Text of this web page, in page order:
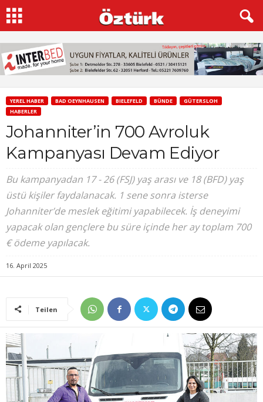
YEREL HABER BAD OEYNHAUSEN BIELEFELD BÜNDE
GÜTERSLOH
HABERLER
Johanniter’in 700 Avroluk
Kampanyası Devam Ediyor
Bu kampanyadan 17 - 26 (FSJ) yaş arası ve 18 (BFD) yaş
üstü kişiler faydalanacak. 1 sene sonra isterse
Johanniter’de meslek eğitimi yapabilecek. İş deneyimi
yapacak olan gençlere bu süre içinde her ay toplam 700
€ ödeme yapılacak.
16. April 2025
Teilen